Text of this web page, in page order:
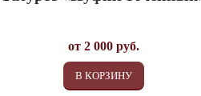
от2 000 руб.
В КОРЗИНУ